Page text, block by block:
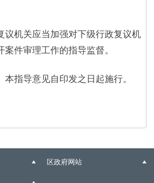
机关应当加强对下级行政复议机
案件审理工作的指导监督。
导意见自印发之日起施行。
区政府网站